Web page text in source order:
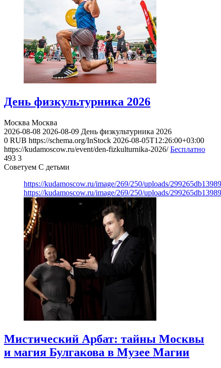
День физкультурника 2026
Москва Москва
2026-08-08 2026-08-09 День физкультурника 2026
0 RUB https://schema.org/InStock 2026-08-05T12:26:00+03:00
https://kudamoscow.ru/event/den-fizkulturnika-2026/ Бесплатно
493 3
Советуем С детьми
https://kudamoscow.ru/image/269/250/uploads/
https://kudamoscow.ru/image/269/250/uploads/
Мистический Арбат: тайны Москвы
и магия Булгакова в Музее Магии